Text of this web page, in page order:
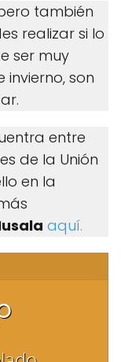
también
realizar si lo
ser muy
son
entre
de la Unión
en la
aquí.